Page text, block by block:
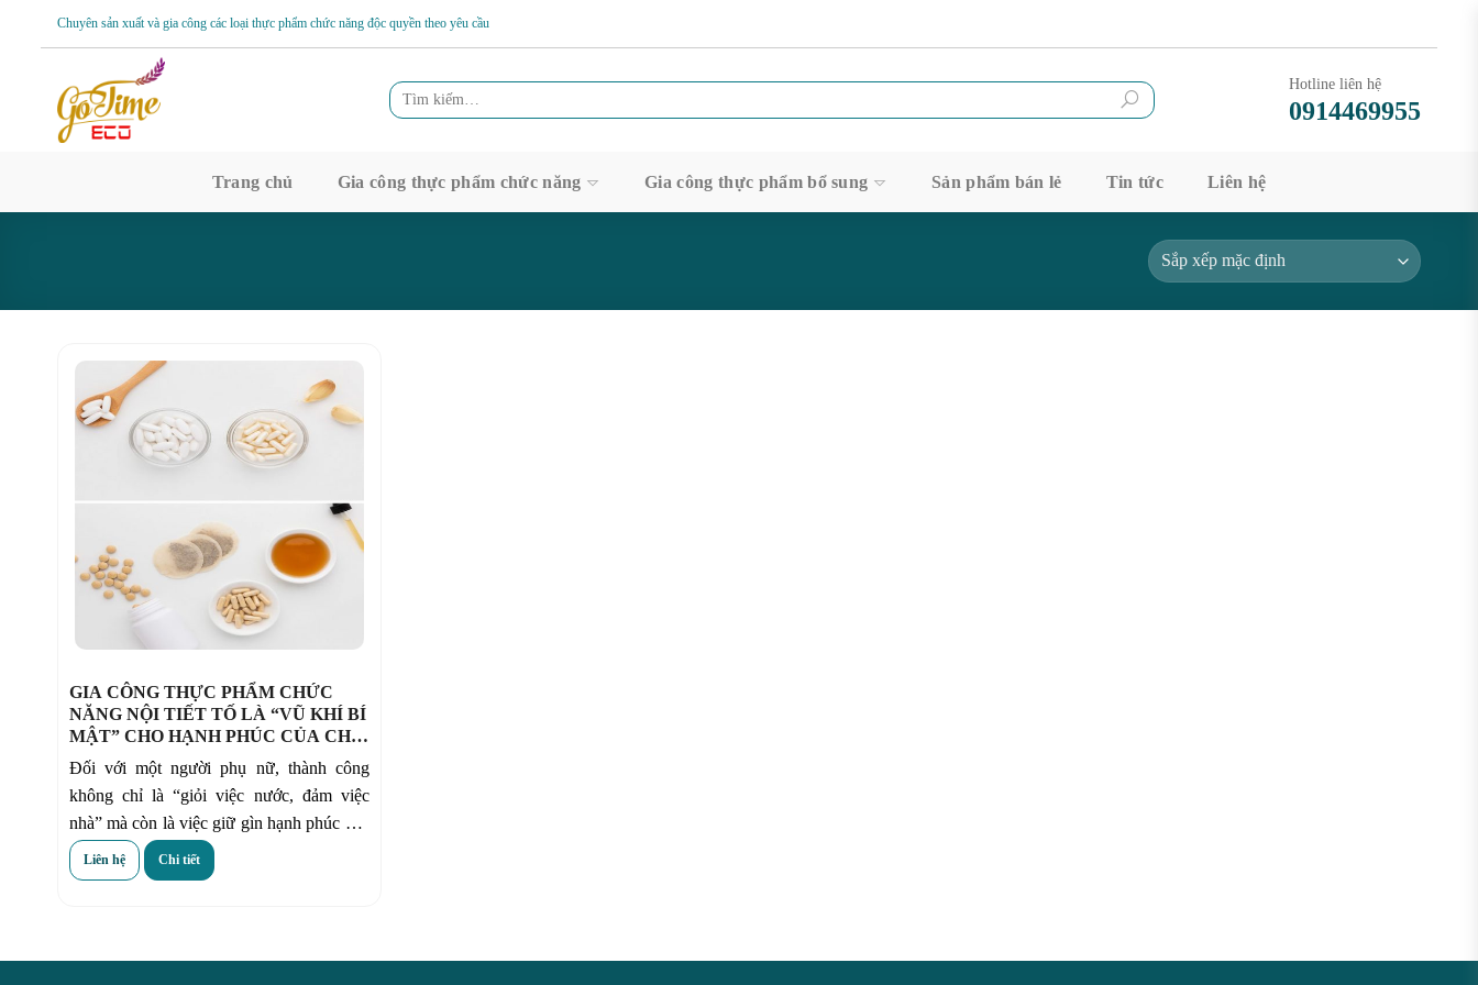
Chuyên sản xuất và gia công các loại thực phẩm chức năng độc quyền theo yêu cầu
Tìm
kiếm:
Hotline liên hệ
0914469955
Trang chủ Gia công thực phẩm chức năng Gia công thực phẩm bổ sung Sản phẩm bán lẻ Tin tức Liên hệ
GIA CÔNG THỰC PHẨM CHỨC
NĂNG NỘI TIẾT TỐ LÀ “VŨ KHÍ BÍ
MẬT” CHO HẠNH PHÚC CỦA CHỊ
EM
Đối với một người phụ nữ, thành công
không chỉ là “giỏi việc nước, đảm việc
nhà” mà còn là việc giữ gìn hạnh phúc của
gia đình. Tuy nhiên, điều mà chị em phụ
nữ thường gặp phải là vấn đề về rối loạn
bị giảm. Dẫn đến những tiêu cực không
Liên hệ Chi tiết